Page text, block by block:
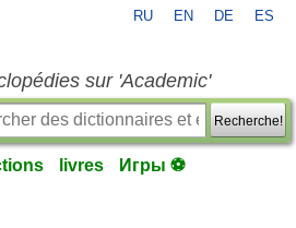
RU EN DE ES
sur 'Academic'
Recherche!
livres Игры ⚽